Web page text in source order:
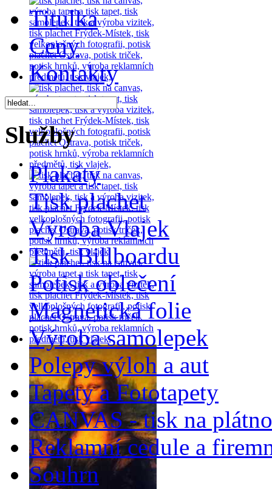
Titulka
Ceny
Kontakty
Služby
Plakáty
Tisk plachet
Výroba Vlajek
Tisk Billboardu
Potisk oblečení
Magnetická folie
Výroba samolepek
Polepy výloh a aut
Tapety a Fototapety
CANVAS - tisk na plátno
Reklamní cedule a
Souhrn